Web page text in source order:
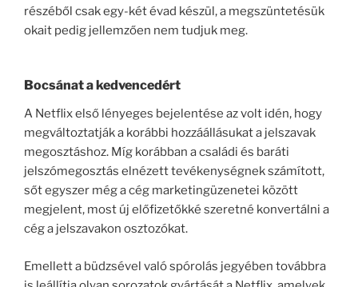
részéből csak egy-két évad készül, a megszüntetésük
okait pedig jellemzően nem tudjuk meg.
Bocsánat a kedvencedért
A Netflix első lényeges bejelentése az volt idén, hogy
megváltoztatják a korábbi hozzáállásukat a jelszavak
megosztáshoz. Míg korábban a családi és baráti
jelszómegosztás elnézett tevékenységnek számított,
sőt egyszer még a cég marketingüzenetei között
megjelent, most új előfizetőkké szeretné konvertálni a
cég a jelszavakon osztozókat.
Emellett a büdzsével való spórolás jegyében továbbra